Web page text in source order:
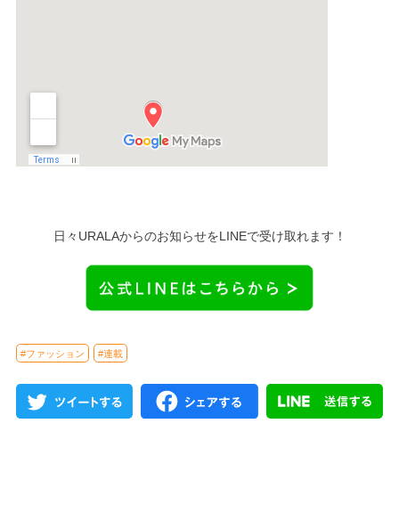
日々URALAからのお知らせをLINEで受け取れます！
#ファッション #連載